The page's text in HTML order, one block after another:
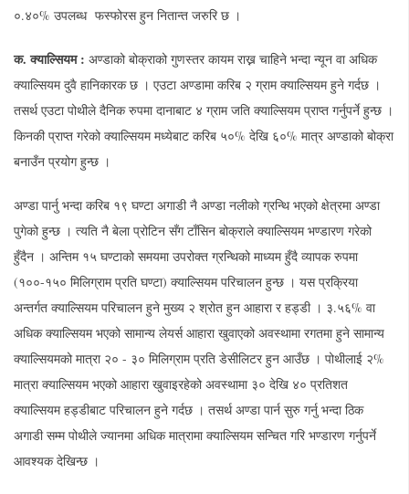
०.४०% उपलब्ध फस्फोरस हुन नितान्त जरुरि छ ।
क.क्याल्सियम : अण्डाको बोक्राको गुणस्तर कायम राख्न चाहिने भन्दा न्यून वा अधिक
क्याल्सियम दुवै हानिकारक छ । एउटा अण्डामा करिब २ ग्राम क्याल्सियम हुने गर्दछ ।
तसर्थ एउटा पोथीले दैनिक रुपमा दानाबाट ४ ग्राम जति क्याल्सियम प्राप्त गर्नुपर्ने हुन्छ ।
किनकी प्राप्त गरेको क्याल्सियम मध्येबाट करिब ५०% देखि ६०% मात्र अण्डाको बोक्रा
बनाउँन प्रयोग हुन्छ ।
अण्डा पार्नु भन्दा करिब १९ घण्टा अगाडी नै अण्डा नलीको ग्रन्थि भएको क्षेत्रमा अण्डा
पुगेको हुन्छ । त्यति नै बेला प्रोटिन सँग टाँसिन बोक्राले क्याल्सियम भण्डारण गरेको
हुँदैन । अन्तिम १५ घण्टाको समयमा उपरोक्त ग्रन्थिको माध्यम हुँदै व्यापक रुपमा
(१००-१५० मिलिग्राम प्रति घण्टा) क्याल्सियम परिचालन हुन्छ । यस प्रक्रिया
अन्तर्गत क्याल्सियम परिचालन हुने मुख्य २ श्रोत हुन आहारा र हड्डी । ३.५६% वा
अधिक क्याल्सियम भएको सामान्य लेयर्स आहारा खुवाएको अवस्थामा रगतमा हुने सामान्य
क्याल्सियमको मात्रा २० - ३० मिलिग्राम प्रति डेसीलिटर हुन आउँछ । पोथीलाई २%
मात्रा क्याल्सियम भएको आहारा खुवाइरहेको अवस्थामा ३० देखि ४० प्रतिशत
क्याल्सियम हड्डीबाट परिचालन हुने गर्दछ । तसर्थ अण्डा पार्न सुरु गर्नु भन्दा ठिक
अगाडी सम्म पोथीले ज्यानमा अधिक मात्रामा क्याल्सियम सन्चित गरि भण्डारण गर्नुपर्ने
आवश्यक देखिन्छ ।